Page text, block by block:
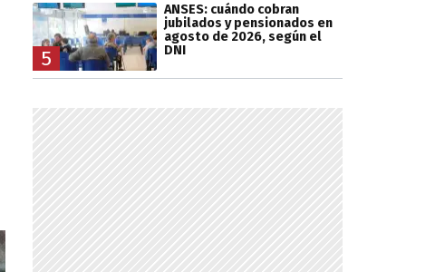
5
ANSES: cuándo cobran
jubilados y pensionados en
agosto de 2026, según el
DNI